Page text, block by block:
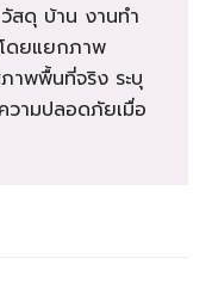
วัสดุ บ้าน งานทำ
ดยแยกภาพ
าพพื้นที่จริง ระบุ
วามปลอดภัยเมื่อ